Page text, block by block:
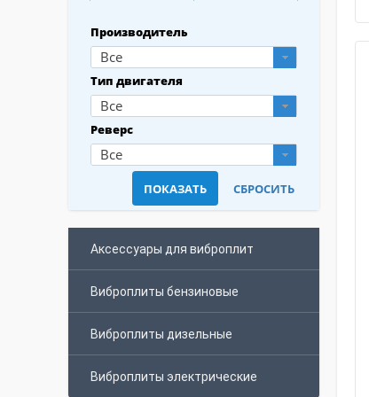
Производитель
Все
Тип двигателя
Все
Реверс
Все
Аксессуары для виброплит
Виброплиты бензиновые
Виброплиты дизельные
Виброплиты электрические